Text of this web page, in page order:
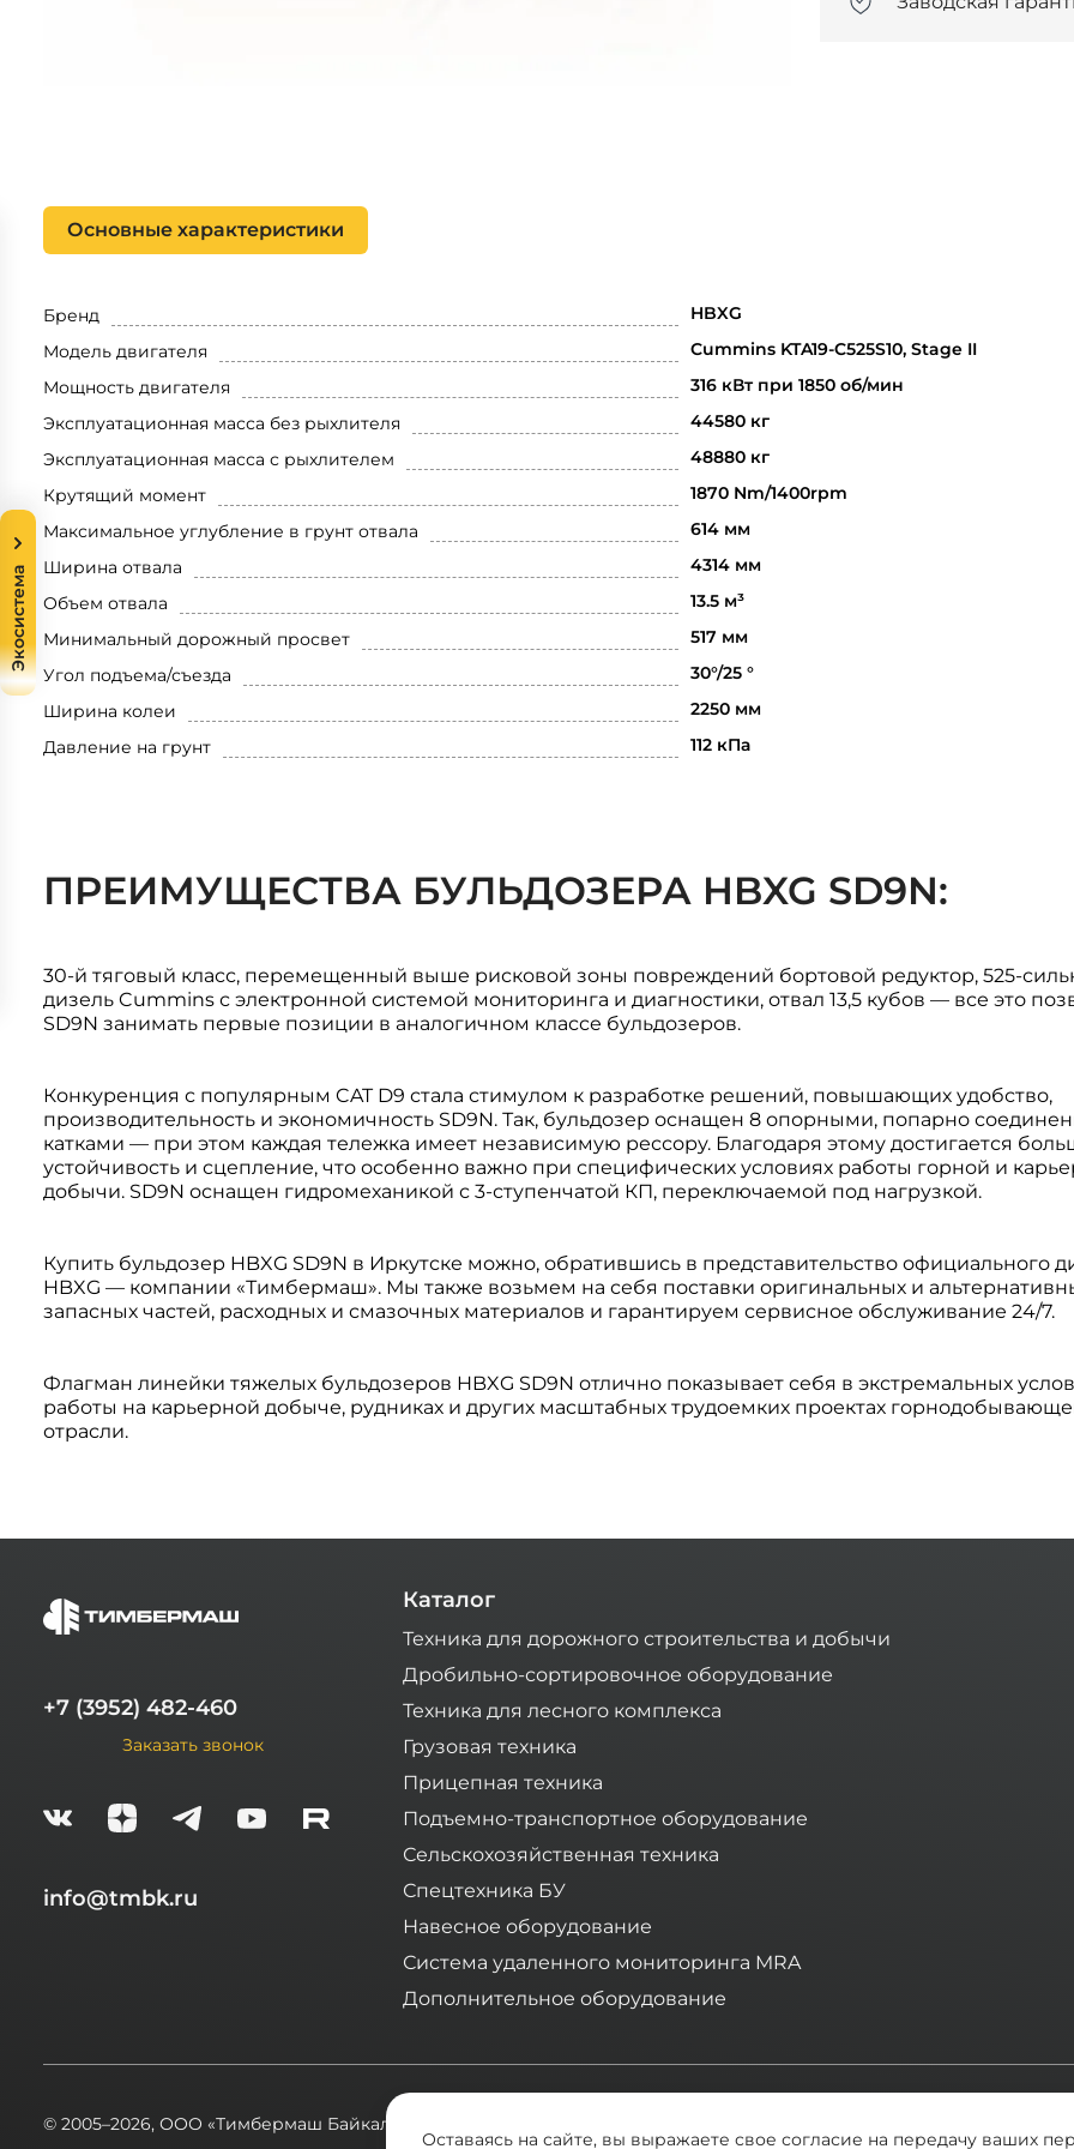
Основные характеристики
Бренд HBXG
Модель двигателя Cummins KTA19-C525S10, Stage II
Мощность двигателя 316 кВт при 1850 об/мин
Эксплуатационная масса без рыхлителя 44580 кг
Эксплуатационная масса с рыхлителем 48880 кг
Крутящий момент 1870 Nm/1400rpm
Максимальное углубление в грунт отвала 614 мм
Ширина отвала 4314 мм
Объем отвала 13.5 м³
Минимальный дорожный просвет 517 мм
Угол подъема/съезда 30°/25 °
Ширина колеи 2250 мм
Давление на грунт 112 кПа
ПРЕИМУЩЕСТВА БУЛЬДОЗЕРА HBXG SD9N:
30-й тяговый класс, перемещенный выше рисковой зоны повреждений бортовой редуктор, 525-
дизель Cummins с электронной системой мониторинга и диагностики, отвал 13,5 кубов — все это
SD9N занимать первые позиции в аналогичном классе бульдозеров.
Конкуренция с популярным CAT D9 стала стимулом к разработке решений, повышающих удобство,
производительность и экономичность SD9N. Так, бульдозер оснащен 8 опорными, попарно
катками — при этом каждая тележка имеет независимую рессору. Благодаря этому достигается
устойчивость и сцепление, что особенно важно при специфических условиях работы горной и
добычи. SD9N оснащен гидромеханикой с 3-ступенчатой КП, переключаемой под нагрузкой.
Купить бульдозер HBXG SD9N в Иркутске можно, обратившись в представительство официального
HBXG — компании «Тимбермаш». Мы также возьмем на себя поставки оригинальных и
запасных частей, расходных и смазочных материалов и гарантируем сервисное обслуживание 24/7.
Флагман линейки тяжелых бульдозеров HBXG SD9N отлично показывает себя в экстремальных
работы на карьерной добыче, рудниках и других масштабных трудоемких проектах
отрасли.
+7 (3952) 482-460
Заказать звонок
info@tmbk.ru
Каталог
Техника для дорожного строительства и добычи
Дробильно-сортировочное оборудование
Техника для лесного комплекса
Грузовая техника
Прицепная техника
Подъемно-транспортное оборудование
Сельскохозяйственная техника
Спецтехника БУ
Навесное оборудование
Система удаленного мониторинга MRA
Дополнительное оборудование
© 2005–2026, ООО «Тимбермаш Байкал»
Экосистема
Оставаясь на сайте, вы выражаете свое согласие на передачу ваших